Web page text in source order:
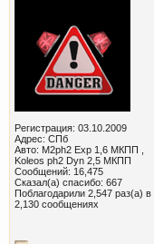
Регистрация: 03.10.2009
Адрес: СПб
Авто: M2ph2 Exp 1,6 МКПП ,
Koleos ph2 Dyn 2,5 МКПП
Сообщений: 16,475
Сказал(а) спасибо: 667
Поблагодарили 2,547 раз(а) в
2,130 сообщениях